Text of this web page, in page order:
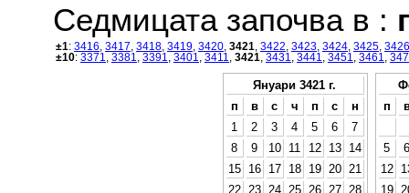
Седмицата започва в :
±1: 3416 3417 3418 3419 3420 3421 3422 3423 3424 3425 3426
±10: 3371 3381 3391 3401 3411 3421 3431 3441 3451 3461
Януари 3421 г.
п
в с ч п с
н
1
2 3 4 5 6
7
8
9 10 11 12 13
14
15
16 17 18 19 20
21
22
23 24 25 26 27
28
п
5
6
12
19